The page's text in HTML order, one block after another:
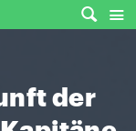
der